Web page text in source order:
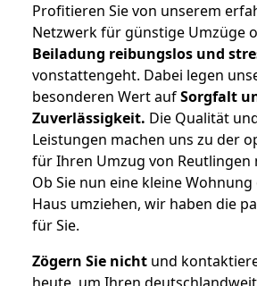
Profitieren Sie von unserem
Netzwerk für günstige Umzüge
Beiladung reibungslos und
vonstattengeht. Dabei legen
besonderen Wert aufSorgfalt
Zuverlässigkeit. Die Qualität
Leistungen machen uns zu der
für Ihren Umzug von Reutlingen
Ob Sie nun eine kleine
Haus umziehen, wir haben die
für Sie.
Zögern Sie nicht und